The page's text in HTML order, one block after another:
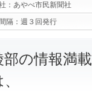
： あやべ市民新聞社
隔： 週３回発行
部の情報